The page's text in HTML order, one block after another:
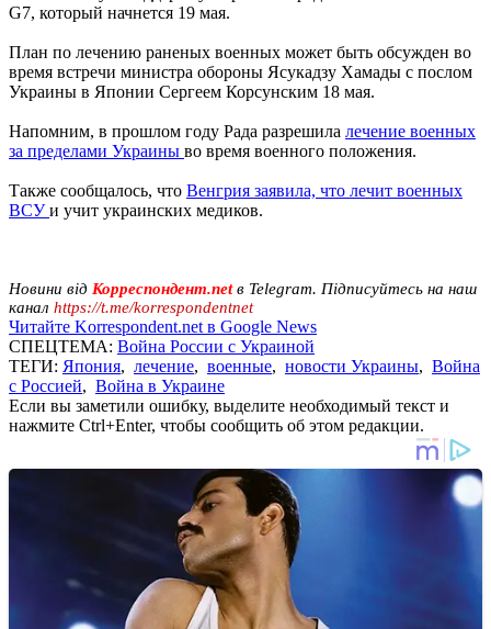
G7, который начнется 19 мая.
План по лечению раненых военных может быть обсужден во
время встречи министра обороны Ясукадзу Хамады с послом
Украины в Японии Сергеем Корсунским 18 мая.
Напомним, в прошлом году Рада разрешила лечение военных
за пределами Украины во время военного положения.
Также сообщалось, что Венгрия заявила, что лечит военных
ВСУи учит украинских медиков.
Новини від Корреспондент.netв Telegram. Підписуйтесь на наш
канал https://t.me/korrespondentnet
Читайте Korrespondent.net в Google News
СПЕЦТЕМА: Война России с Украиной
ТЕГИ: Япония, лечение, военные, новости Украины, Война
с Россией, Война в Украине
Если вы заметили ошибку, выделите необходимый текст и
нажмите Ctrl+Enter, чтобы сообщить об этом редакции.